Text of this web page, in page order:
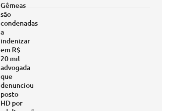
Gêmeas
são
condenadas
a
indenizar
em R$
20 mil
advogada
que
denunciou
posto
HD por